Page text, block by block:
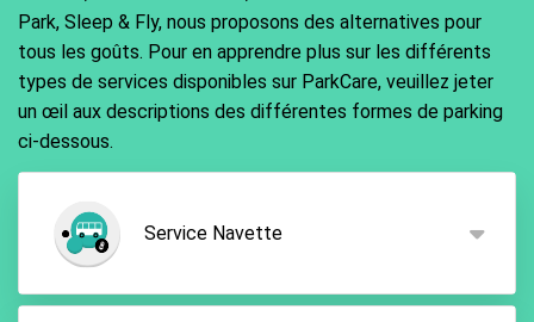
Park, Sleep & Fly, nous proposons des alternatives pour
tous les goûts. Pour en apprendre plus sur les différents
types de services disponibles sur ParkCare, veuillez jeter
un œil aux descriptions des différentes formes de parking
ci-dessous.
Service Navette
Grâce à ce service, vous bénéficiez d'un service